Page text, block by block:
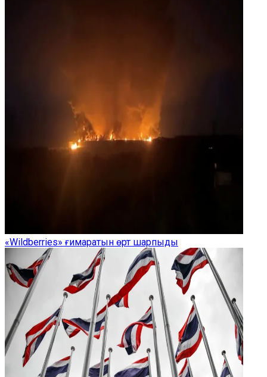
«Wildberries» ғимаратын өрт шарпыды